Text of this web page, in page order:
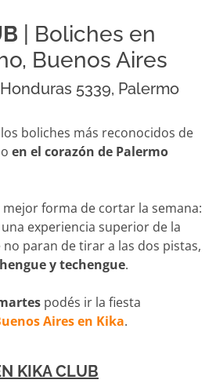
| Boliches en
Buenos Aires
Honduras 5339, Palermo
boliches más reconocidos de
en el corazón de Palermo
mejor forma de cortar la semana:
experiencia superior de la
no paran de tirar a las dos pistas,
y techengue.
podés ir la fiesta
Aires en Kika.
KIKA CLUB